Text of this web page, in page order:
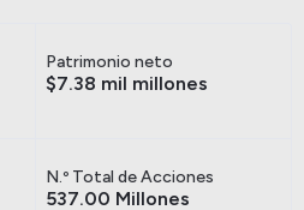
Patrimonio neto
$7.38 mil millones
N.º Total de Acciones
537.00 Millones